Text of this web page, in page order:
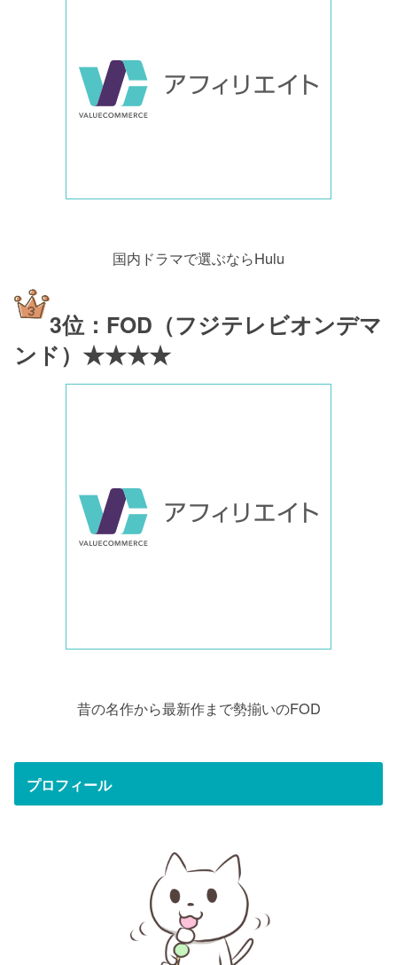
国内ドラマで選ぶならHulu
3位：FOD（フジテレビオンデマ
ンド）★★★★
昔の名作から最新作まで勢揃いのFOD
プロフィール